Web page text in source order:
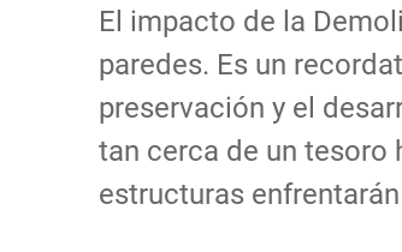
El impacto de la
paredes. Es un
preservación y el
tan cerca de un tesoro
estructuras